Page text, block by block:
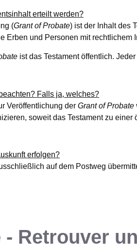
erteilt werden?
(Grant of Probate) ist der Inhalt des
Erben und Personen mit rechtlichem
ist das Testament öffentlich.
Falls ja, welches?
Veröffentlichung der Grant of Probate
soweit das Testament zu einer
erfolgen?
auf dem Postweg
Retrouver